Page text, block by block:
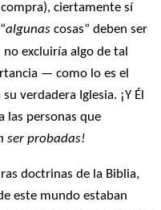
ciertamente sí
algunas cosas” deben ser
excluiría algo de tal
— como lo es el
verdadera Iglesia. ¡Y Él
las personas que
ser probadas!
doctrinas de la Biblia,
este mundo estaban